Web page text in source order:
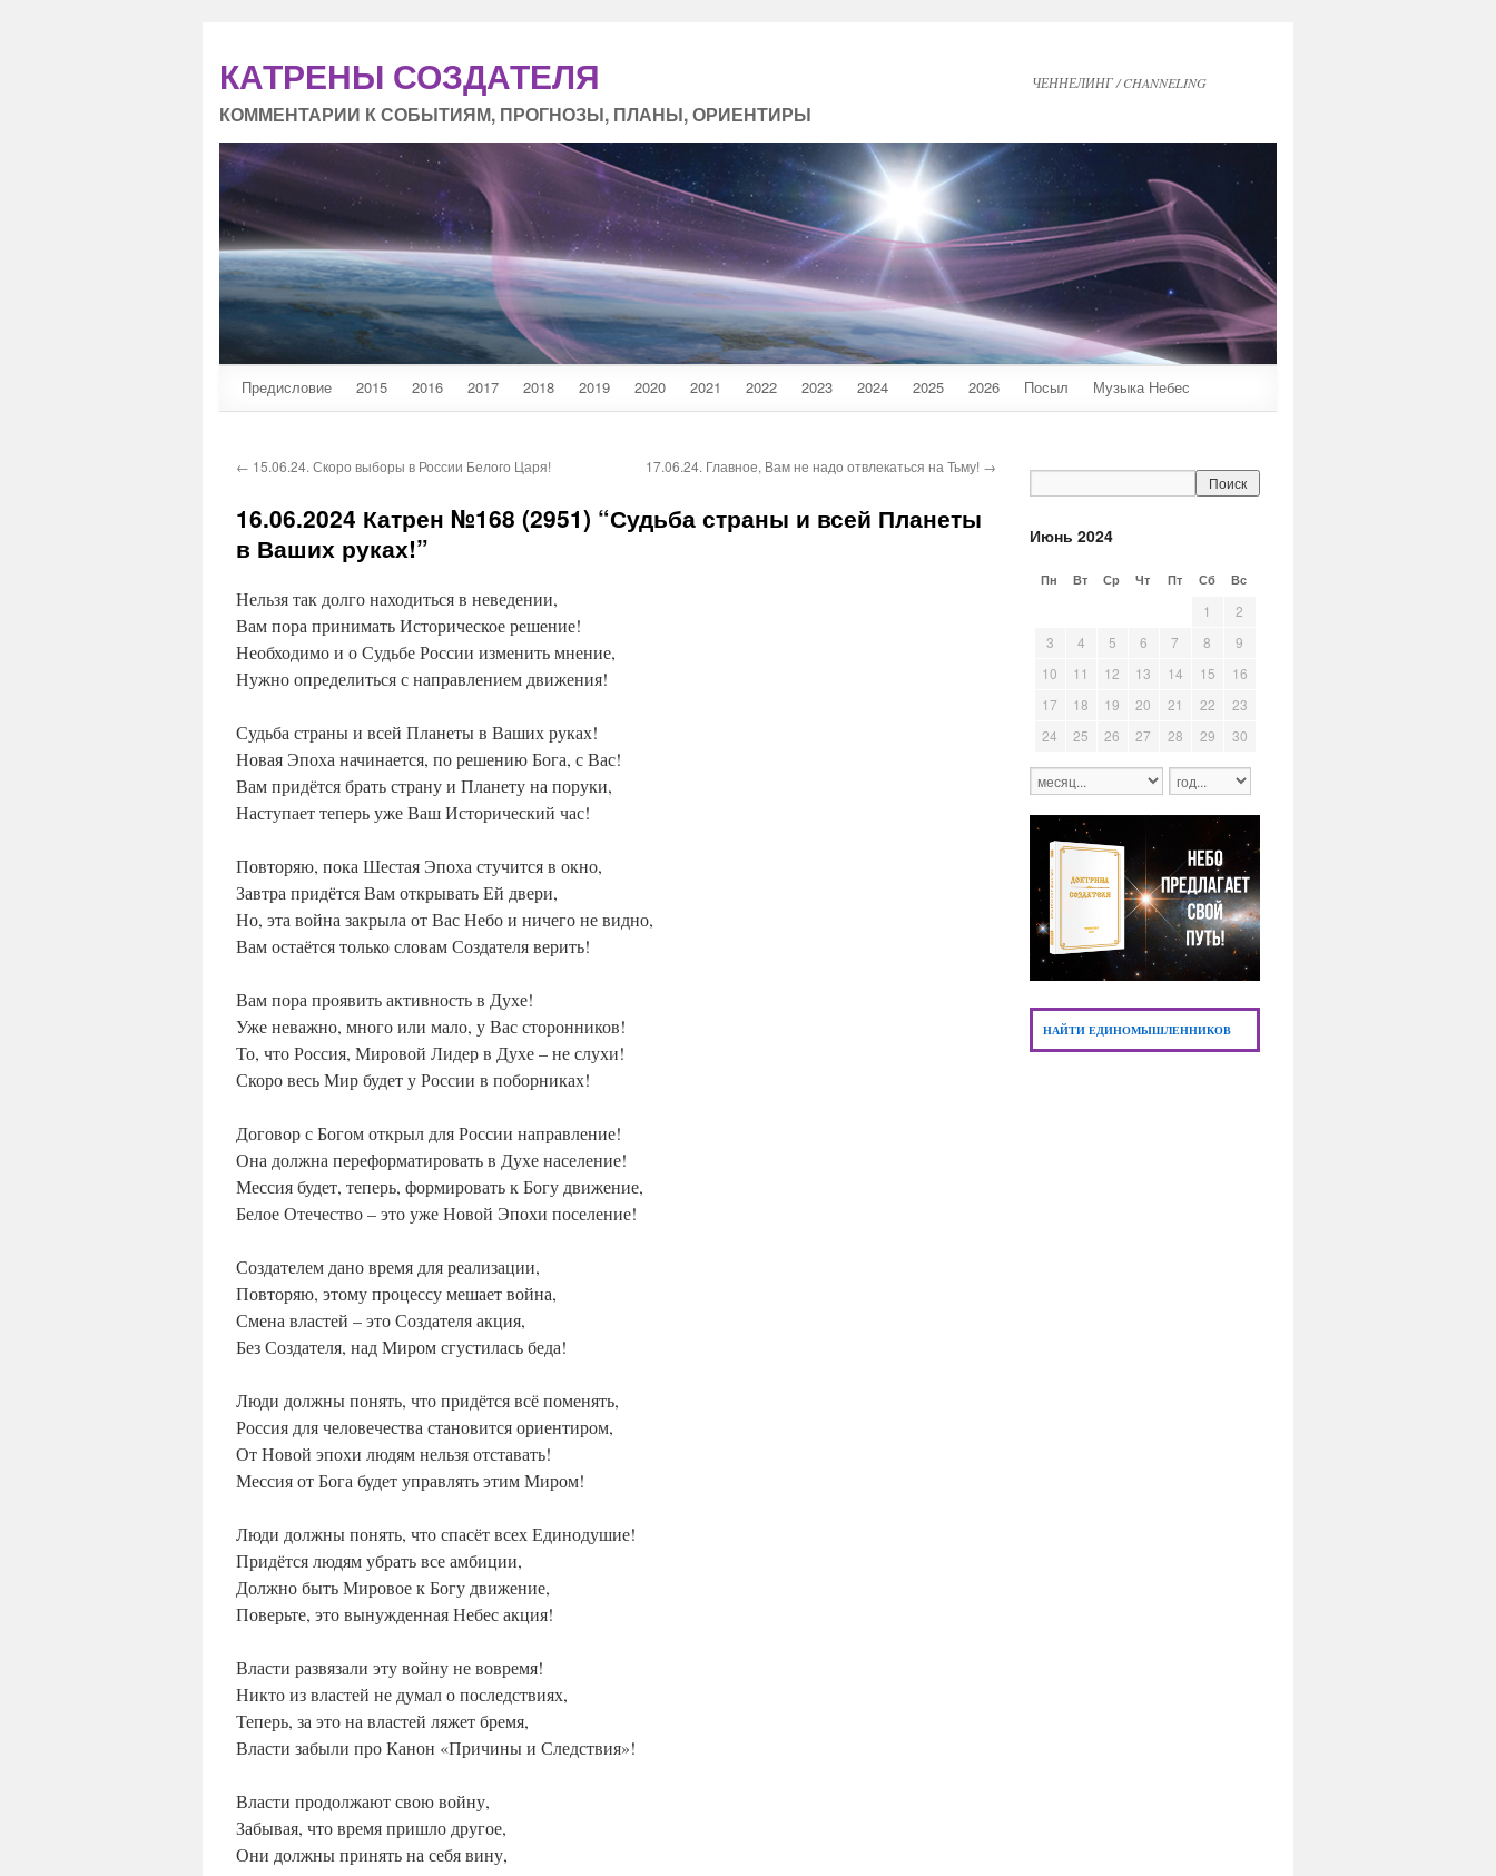
ЧЕННЕЛИНГ / CHANNELING
КАТРЕНЫ СОЗДАТЕЛЯ
КОММЕНТАРИИ К СОБЫТИЯМ, ПРОГНОЗЫ, ПЛАНЫ, ОРИЕНТИРЫ
Предисловие 2015 2016 2017 2018 2019 2020 2021 2022 2023 2024 2025 2026 Посыл Музыка Небес
Июнь 2024
Пн Вт Ср Чт Пт Сб Вс
1
2
3
4 5 6 7 8
9
10
11 12 13 14 15
16
17
18 19 20 21 22
23
24
25 26 27 28 29 30
НАЙТИ ЕДИНОМЫШЛЕННИКОВ
← 15.06.24. Скоро выборы в России Белого Царя! 17.06.24. Главное, Вам не надо отвлекаться на Тьму! →
16.06.2024 Катрен №168 (2951) “Судьба страны и всей Планеты
в Ваших руках!”
Нельзя так долго находиться в неведении,
Вам пора принимать Историческое решение!
Необходимо и о Судьбе России изменить мнение,
Нужно определиться с направлением движения!
Судьба страны и всей Планеты в Ваших руках!
Новая Эпоха начинается, по решению Бога, с Вас!
Вам придётся брать страну и Планету на поруки,
Наступает теперь уже Ваш Исторический час!
Повторяю, пока Шестая Эпоха стучится в окно,
Завтра придётся Вам открывать Ей двери,
Но, эта война закрыла от Вас Небо и ничего не видно,
Вам остаётся только словам Создателя верить!
Вам пора проявить активность в Духе!
Уже неважно, много или мало, у Вас сторонников!
То, что Россия, Мировой Лидер в Духе – не слухи!
Скоро весь Мир будет у России в поборниках!
Договор с Богом открыл для России направление!
Она должна переформатировать в Духе население!
Мессия будет, теперь, формировать к Богу движение,
Белое Отечество – это уже Новой Эпохи поселение!
Создателем дано время для реализации,
Повторяю, этому процессу мешает война,
Смена властей – это Создателя акция,
Без Создателя, над Миром сгустилась беда!
Люди должны понять, что придётся всё поменять,
Россия для человечества становится ориентиром,
От Новой эпохи людям нельзя отставать!
Мессия от Бога будет управлять этим Миром!
Люди должны понять, что спасёт всех Единодушие!
Придётся людям убрать все амбиции,
Должно быть Мировое к Богу движение,
Поверьте, это вынужденная Небес акция!
Власти развязали эту войну не вовремя!
Никто из властей не думал о последствиях,
Теперь, за это на властей ляжет бремя,
Власти забыли про Канон «Причины и Следствия»!
Власти продолжают свою войну,
Забывая, что время пришло другое,
Они должны принять на себя вину,